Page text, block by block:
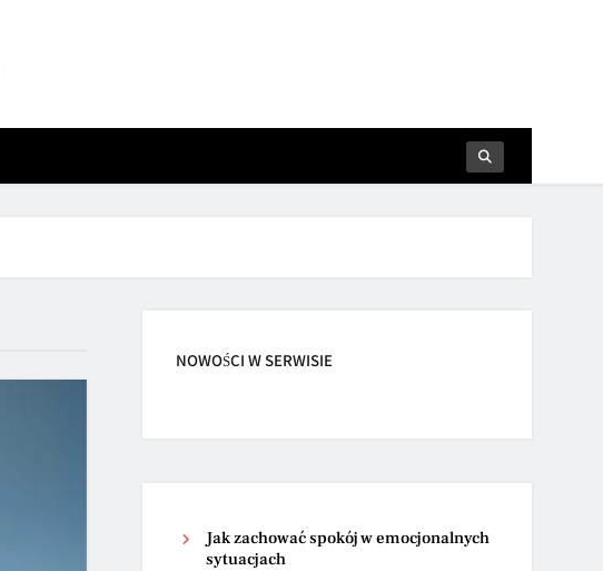
NOWOŚCI W SERWISIE
Jak zachować spokój w emocjonalnych
sytuacjach